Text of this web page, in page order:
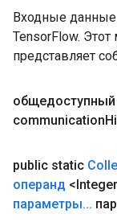
Входные
TensorFlow.
представляет
общедоступный
communication
public static
операнд
параметры...